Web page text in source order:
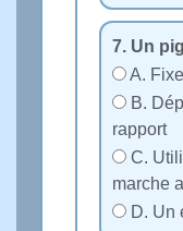
7. Un
A.
B.
rapport
C.
marche
D. Un